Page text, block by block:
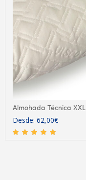
Almohada Técnica XXL
Desde: 62,00€